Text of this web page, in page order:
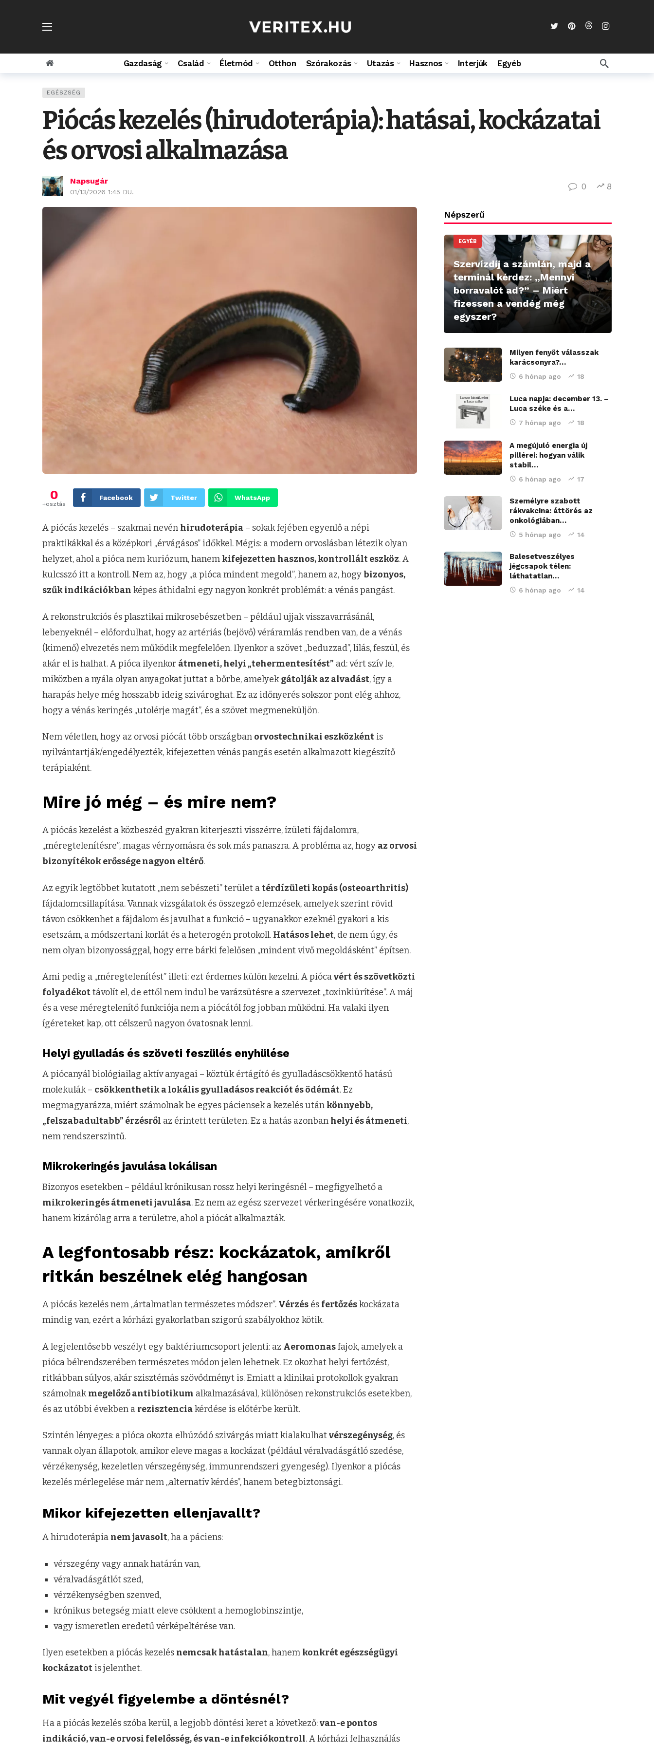
Gazdaság Család Életmód Otthon Szórakozás Utazás Hasznos Interjúk Egyéb
EGÉSZSÉG
Piócás kezelés (hirudoterápia): hatásai, kockázatai
és orvosi alkalmazása
Napsugár
01/13/2026 1:45 DU.
0 8
0
+osztás
Facebook Twitter WhatsApp
A piócás kezelés – szakmai nevén hirudoterápia – sokak fejében egyenlő a népi
praktikákkal és a középkori „érvágásos” időkkel. Mégis: a modern orvoslásban létezik olyan
helyzet, ahol a pióca nem kuriózum, hanem kifejezetten hasznos, kontrollált eszköz. A
kulcsszó itt a kontroll. Nem az, hogy „a pióca mindent megold”, hanem az, hogybizonyos,
szűk indikációkban képes áthidalni egy nagyon konkrét problémát: a vénás pangást.
A rekonstrukciós és plasztikai mikrosebészetben – például ujjak visszavarrásánál,
lebenyeknél – előfordulhat, hogy az artériás (bejövő) véráramlás rendben van, de a vénás
(kimenő) elvezetés nem működik megfelelően. Ilyenkor a szövet „beduzzad”, lilás, feszül, és
akár el is halhat. A pióca ilyenkor átmeneti, helyi „tehermentesítést” ad: vért szív le,
miközben a nyála olyan anyagokat juttat a bőrbe, amelyekgátolják az alvadást, így a
harapás helye még hosszabb ideig szivároghat. Ez az időnyerés sokszor pont elég ahhoz,
hogy a vénás keringés „utolérje magát”, és a szövet megmeneküljön.
Nem véletlen, hogy az orvosi piócát több országban orvostechnikai eszközként is
nyilvántartják/engedélyezték, kifejezetten vénás pangás esetén alkalmazott kiegészítő
terápiaként.
Mire jó még – és mire nem?
A piócás kezelést a közbeszéd gyakran kiterjeszti visszérre, ízületi fájdalomra,
„méregtelenítésre”, magas vérnyomásra és sok más panaszra. A probléma az, hogy az orvosi
bizonyítékok erőssége nagyon eltérő.
Az egyik legtöbbet kutatott „nem sebészeti” terület atérdízületi kopás (osteoarthritis)
fájdalomcsillapítása. Vannak vizsgálatok és összegző elemzések, amelyek szerint rövid
távon csökkenhet a fájdalom és javulhat a funkció – ugyanakkor ezeknél gyakori a kis
esetszám, a módszertani korlát és a heterogén protokoll. Hatásos lehet, de nem úgy, és
nem olyan bizonyossággal, hogy erre bárki felelősen „mindent vivő megoldásként” építsen.
Ami pedig a „méregtelenítést” illeti: ezt érdemes külön kezelni. A piócavért és szövetközti
folyadékottávolít el, de ettől nem indul be varázsütésre a szervezet „toxinkiürítése”. A máj
és a vese méregtelenítő funkciója nem a piócától fog jobban működni. Ha valaki ilyen
ígéreteket kap, ott célszerű nagyon óvatosnak lenni.
Helyi gyulladás és szöveti feszülés enyhülése
A piócanyál biológiailag aktív anyagai – köztük értágító és gyulladáscsökkentő hatású
molekulák – csökkenthetik a lokális gyulladásos reakciót és ödémát. Ez
megmagyarázza, miért számolnak be egyes páciensek a kezelés után könnyebb,
„felszabadultabb” érzésről az érintett területen. Ez a hatás azonban helyi és átmeneti,
nem rendszerszintű.
Mikrokeringés javulása lokálisan
Bizonyos esetekben – például krónikusan rossz helyi keringésnél – megfigyelhető a
mikrokeringés átmeneti javulása. Ez nem az egész szervezet vérkeringésére vonatkozik,
hanem kizárólag arra a területre, ahol a piócát alkalmazták.
A legfontosabb rész: kockázatok, amikről
ritkán beszélnek elég hangosan
A piócás kezelés nem „ártalmatlan természetes módszer”. Vérzés és fertőzéskockázata
mindig van, ezért a kórházi gyakorlatban szigorú szabályokhoz kötik.
A legjelentősebb veszélyt egy baktériumcsoport jelenti: az Aeromonasfajok, amelyek a
pióca bélrendszerében természetes módon jelen lehetnek. Ez okozhat helyi fertőzést,
ritkábban súlyos, akár szisztémás szövődményt is. Emiatt a klinikai protokollok gyakran
számolnakmegelőző antibiotikum alkalmazásával, különösen rekonstrukciós esetekben,
és az utóbbi években a rezisztenciakérdése is előtérbe került.
Szintén lényeges: a pióca okozta elhúzódó szivárgás miatt kialakulhatvérszegénység, és
vannak olyan állapotok, amikor eleve magas a kockázat (például véralvadásgátló szedése,
vérzékenység, kezeletlen vérszegénység, immunrendszeri gyengeség). Ilyenkor a piócás
kezelés mérlegelése már nem „alternatív kérdés”, hanem betegbiztonsági.
Mikor kifejezetten ellenjavallt?
A hirudoterápia nem javasolt, ha a páciens:
vérszegény vagy annak határán van,
véralvadásgátlót szed,
vérzékenységben szenved,
krónikus betegség miatt eleve csökkent a hemoglobinszintje,
vagy ismeretlen eredetű vérképeltérése van.
Ilyen esetekben a piócás kezelés nemcsak hatástalan, hanem konkrét egészségügyi
kockázatot is jelenthet.
Mit vegyél figyelembe a döntésnél?
Ha a piócás kezelés szóba kerül, a legjobb döntési keret a következő:van-e pontos
indikáció, van-e orvosi felelősség, és van-e infekciókontroll. A kórházi felhasználás
Népszerű
EGYÉB
Szervízdíj a számlán, majd a
terminál kérdez: „Mennyi
borravalót ad?” – Miért
fizessen a vendég még
egyszer?
Milyen fenyőt válasszak
karácsonyra?…
6 hónap ago 18
Luca napja: december 13. –
Luca széke és a…
7 hónap ago 18
A megújuló energia új
pillérei: hogyan válik
stabil…
6 hónap ago 17
Személyre szabott
rákvakcina: áttörés az
onkológiában…
5 hónap ago 14
Balesetveszélyes
jégcsapok télen:
láthatatlan…
6 hónap ago 14